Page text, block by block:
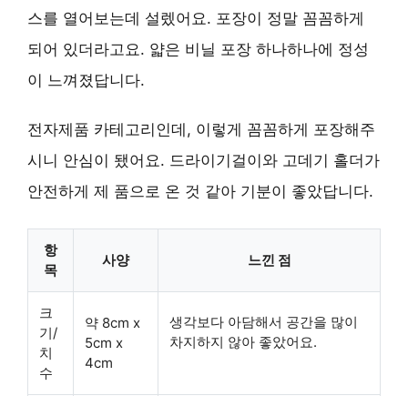
스를 열어보는데 설렜어요. 포장이 정말 꼼꼼하게
되어 있더라고요. 얇은 비닐 포장 하나하나에 정성
이 느껴졌답니다.
전자제품 카테고리인데, 이렇게 꼼꼼하게 포장해주
시니 안심이 됐어요. 드라이기걸이와 고데기 홀더가
안전하게 제 품으로 온 것 같아 기분이 좋았답니다.
항
목
사양 느낀 점
크
기/
치
수
약 8cm x
5cm x
4cm
생각보다 아담해서 공간을 많이
차지하지 않아 좋았어요.